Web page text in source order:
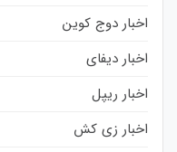
اخبار دوج کوین
اخبار دیفای
اخبار ریپل
اخبار زی کش